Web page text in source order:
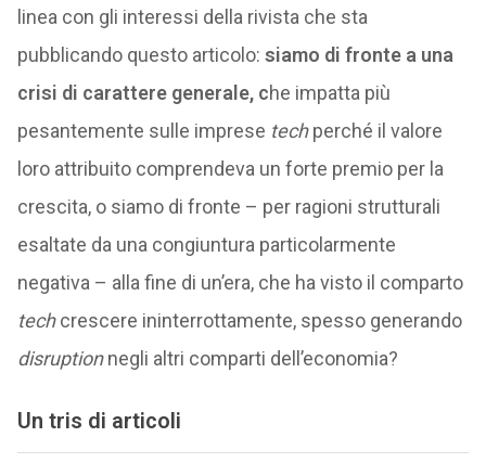
linea con gli interessi della rivista che sta
pubblicando questo articolo: siamo di fronte a una
crisi di carattere generale, che impatta più
pesantemente sulle imprese techperché il valore
loro attribuito comprendeva un forte premio per la
crescita, o siamo di fronte – per ragioni strutturali
esaltate da una congiuntura particolarmente
negativa – alla fine di un’era, che ha visto il comparto
techcrescere ininterrottamente, spesso generando
disruptionnegli altri comparti dell’economia?
Un tris di articoli